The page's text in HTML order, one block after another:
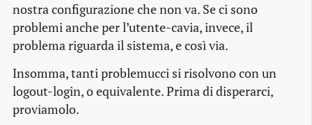
nostra configurazione che non va. Se ci sono
problemi anche per l’utente-cavia, invece, il
problema riguarda il sistema, e così via.
Insomma, tanti problemucci si risolvono con un
logout-login, o equivalente. Prima di disperarci,
proviamolo.